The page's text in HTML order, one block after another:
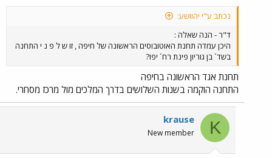
נכתב ע"י יהוושע:
ד"ר - הנה שאלה :
היכן עמדה תחנת האוטובוסים הראשונה של חיפה , זו ש ל פ נ י התחנה
בשד´ בן גוריון פינת רח´ יפו?
תחנת אגד הראשונה בחיפה
התחנה הוקמה בשנות השלושים בדרך המלכים מול מרכז מסחרי.
K
krause
New member